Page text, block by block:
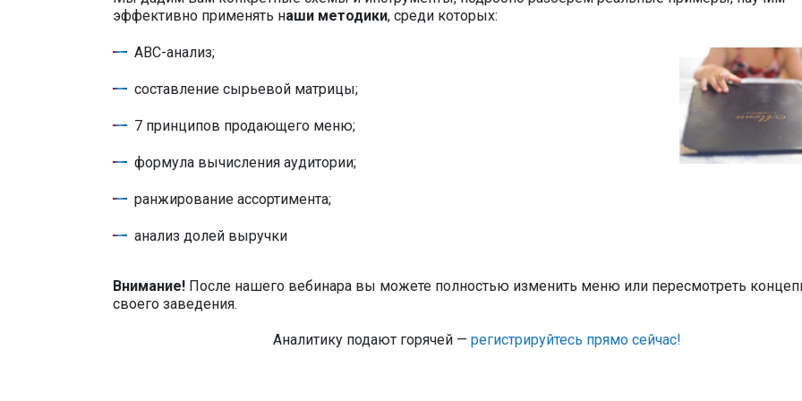
эффективно применять наши методики, среди которых:
ABC-анализ;
составление сырьевой матрицы;
7 принципов продающего меню;
формула вычисления аудитории;
ранжирование ассортимента;
анализ долей выручки
Внимание! После нашего вебинара вы можете полностью изменить меню или пересмотреть
своего заведения.
Аналитику подают горячей — регистрируйтесь прямо сейчас!